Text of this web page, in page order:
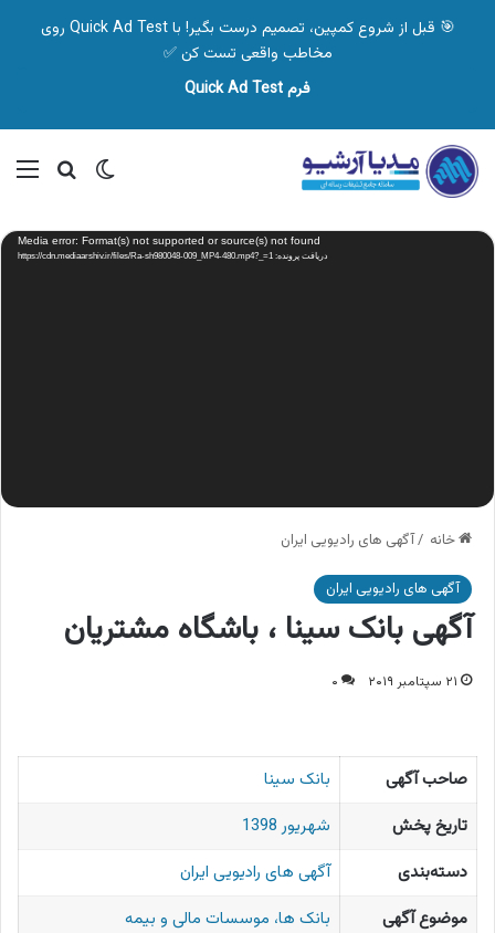
🎯 قبل از شروع کمپین، تصمیم درست بگیر! با Quick Ad Test روی
مخاطب واقعی تست کن ✅
فرم Quick Ad Test
تغییر پوسته
نمایشگر
ویدیو Media error: Format(s) not supported or source(s) not found
دریافت پرونده: https://cdn.mediaarshiv.ir/files/Ra-sh980048-009_MP4-480.mp4?_=1
خانه /آگهی های رادیویی ایران
آگهی های رادیویی ایران
آگهی بانک سینا ، باشگاه مشتریان
۲۱ سپتامبر ۲۰۱۹ ۰
صاحب آگهی
بانک سینا
تاریخ پخش
شهریور 1398
دسته‌بندی
آگهی های رادیویی ایران
موضوع آگهی
بانک ها، موسسات مالی و بیمه